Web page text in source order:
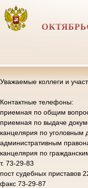
Уважаемые коллеги и
Контактные телефоны:
приемная по общим
приемная по выдаче
канцелярия по
административным
канцелярия по
т. 73-29-83
пост судебных приставов
факс 73-29-87